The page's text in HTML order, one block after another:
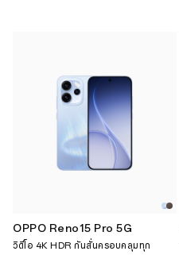
OPPO Reno15 Pro 5G
วิดีโอ 4K HDR กันสั่นครอบคลุมทุก